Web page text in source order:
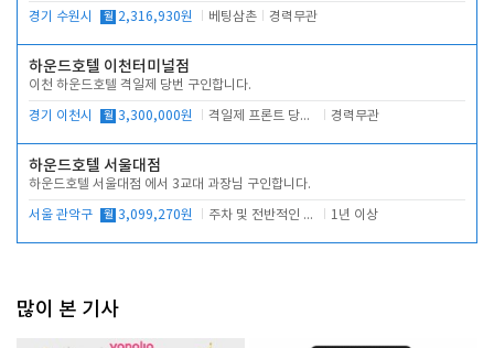
경기 수원시 월 2,316,930원 베팅삼촌 경력무관
하운드호텔 이천터미널점
이천 하운드호텔 격일제 당번 구인합니다.
경기 이천시 월 3,300,000원 격일제 프론트 당번 업무로 주차 및 객실 점검 경력무관
하운드호텔 서울대점
하운드호텔 서울대점 에서 3교대 과장님 구인합니다.
서울 관악구 월 3,099,270원 주차 및 전반적인 당번업무 1년 이상
많이 본 기사